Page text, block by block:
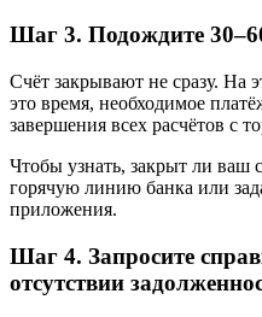
Шаг 3. Подождите
Счёт закрывают не сразу. На
это время, необходимое
завершения всех расчётов с
Чтобы узнать, закрыт ли ваш
горячую линию банка или
приложения.
Шаг 4. Запросите
отсутствии